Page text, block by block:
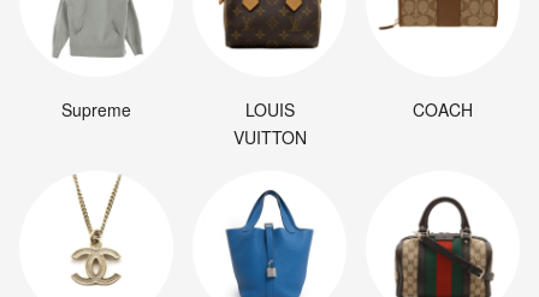
Supreme
LOUIS
VUITTON
COACH